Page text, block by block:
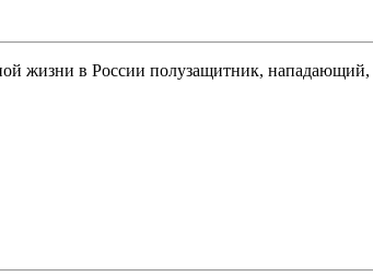
жизни в России полузащитник,